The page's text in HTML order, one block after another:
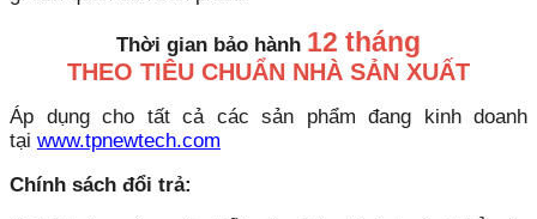
Thời gian bảo hành 12 tháng
THEO TIÊU CHUẨN NHÀ SẢN XUẤT
Áp dụng cho tất cả các sản phẩm đang kinh doanh
tại www.tpnewtech.com
Chính sách đổi trả: